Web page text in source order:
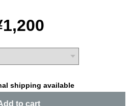
shipping available
to cart